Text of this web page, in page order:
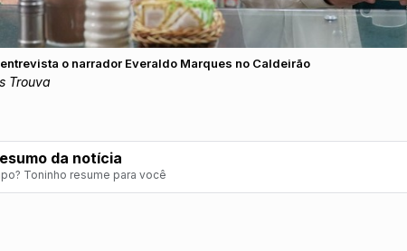
o narrador Everaldo Marques no Caldeirão
Trouva
da notícia
Toninho resume para você